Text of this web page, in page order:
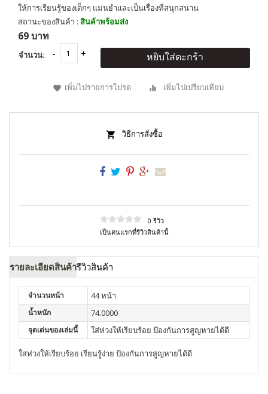
ให้การเรียนรู้ของเด็กๆ แม่นยำและเป็นเรื่องที่สนุกสนาน
สถานะของสินค้า : สินค้าพร้อมส่ง
69 บาท
จำนวน: หยิบใส่ตะกร้า
เพิ่มไปรายการโปรด เพิ่มไปเปรียบเทียบ
วิธีการสั่งซื้อ
0 รีวิว
เป็นคนแรกที่รีวิวสินค้านี้
รายละเอียดสินค้ารีวิวสินค้า
จำนวนหน้า 44 หน้า
น้ำหนัก 74.0000
จุดเด่นของเล่มนี้ ใส่ห่วงให้เรียบร้อย ป้องกันการสูญหายได้ดี
ใส่ห่วงให้เรียบร้อย เรียนรู้ง่าย ป้องกันการสูญหายได้ดี